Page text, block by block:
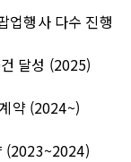
업행사 다수 진행
달성 (2025)
약 (2024~)
(2023~2024)